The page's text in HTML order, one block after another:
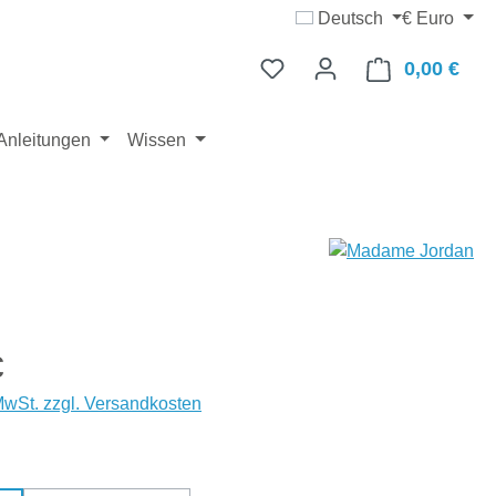
Deutsch € Euro
0,00 €
Wissen
zzgl. Versandkosten